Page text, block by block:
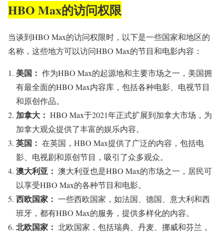
HBO Max的访问权限
当谈到HBO Max的访问权限时，以下是一些国家和地区的
名称，这些地方可以访问HBO Max的节目和电影内容：
美国： 作为HBO Max的起源地和主要市场之一，美国拥
有最全面的HBO Max内容库，包括各种电影、电视节目
和原创作品。
加拿大： HBO Max于2021年正式扩展到加拿大市场，为
加拿大观众提供了丰富的娱乐内容。
英国： 在英国，HBO Max提供了广泛的内容，包括电
影、电视剧和原创节目，吸引了众多观众。
澳大利亚： 澳大利亚也是HBO Max的市场之一，居民可
以享受HBO Max的各种节目和电影。
西欧国家： 一些西欧国家，如法国、德国、意大利和西
班牙，都有HBO Max的服务，提供多样化的内容。
北欧国家： 北欧国家，包括瑞典、丹麦、挪威和芬兰，